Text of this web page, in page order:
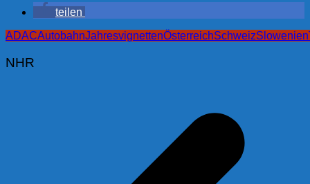
teilen
ADACAutobahnJahresvignettenÖsterreichSchweizSlowenien
NHR